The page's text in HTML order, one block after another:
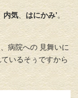
内気 、 はにかみ’。
病院への 見舞いに
いるそぅですから